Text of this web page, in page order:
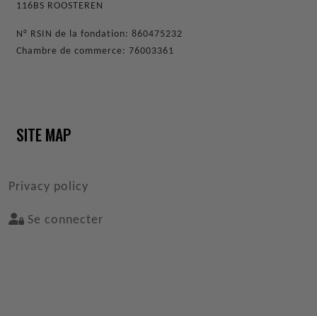
116BS ROOSTEREN
N° RSIN de la fondation: 860475232
Chambre de commerce: 76003361
SITE MAP
VOET
Privacy policy
Se connecter